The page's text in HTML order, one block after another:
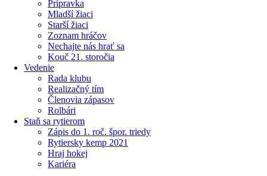
Prípravka
Mladší žiaci
Starší žiaci
Zoznam hráčov
Nechajte nás hrať sa
Kouč 21. storočia
Vedenie
Rada klubu
Realizačný tím
Členovia zápasov
Rolbári
Staň sa rytierom
Zápis do 1. roč. špor. triedy
Rytiersky kemp 2021
Hraj hokej
Kariéra